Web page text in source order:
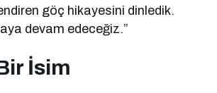
göç hikayesini dinledik.
devam edeceğiz.”
İsim